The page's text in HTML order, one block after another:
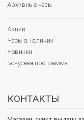
Архивные часы
Акции
Часы в наличии
Новинки
Бонусная программа
КОНТАКТЫ